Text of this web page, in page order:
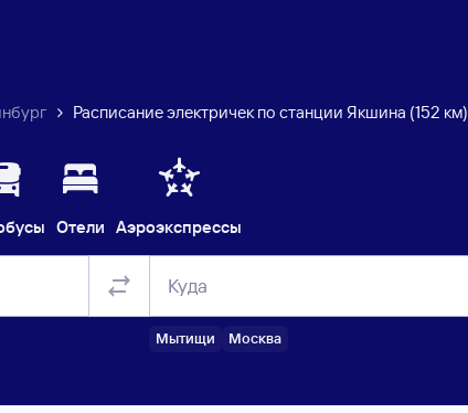
Расписание электричек по станции Якшина (152 км)
Отели Аэроэкспрессы
Куда
Мытищи Москва